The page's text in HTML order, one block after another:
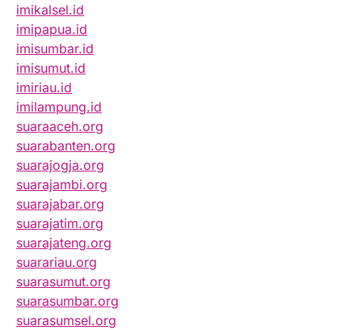
imikalsel.id
imipapua.id
imisumbar.id
imisumut.id
imiriau.id
imilampung.id
suaraaceh.org
suarabanten.org
suarajogja.org
suarajambi.org
suarajabar.org
suarajatim.org
suarajateng.org
suarariau.org
suarasumut.org
suarasumbar.org
suarasumsel.org